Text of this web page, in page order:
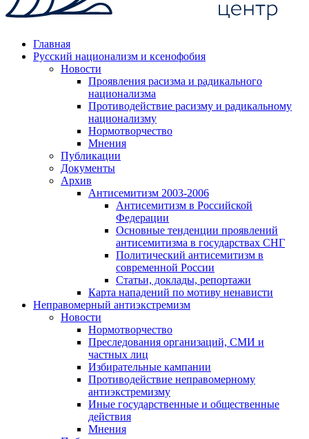
Главная
Русский национализм и ксенофобия
Новости
Проявления расизма и радикального
национализма
Противодействие расизму и радикальному
национализму
Нормотворчество
Мнения
Публикации
Документы
Архив
Антисемитизм 2003-2006
Антисемитизм в Российской
Федерации
Основные тенденции проявлений
антисемитизма в государствах СНГ
Политический антисемитизм в
современной России
Статьи, доклады, репортажи
Карта нападений по мотиву ненависти
Неправомерный антиэкстремизм
Новости
Нормотворчество
Преследования организаций, СМИ и
частных лиц
Избирательные кампании
Противодействие неправомерному
антиэкстремизму
Иные государственные и общественные
действия
Мнения